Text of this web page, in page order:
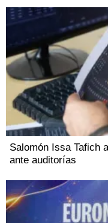
Salomón Issa Tafich
ante auditorías